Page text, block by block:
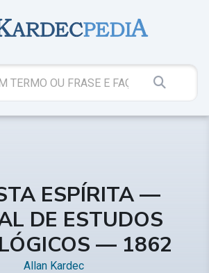
ESPÍRITA —
DE ESTUDOS
— 1862
Allan Kardec